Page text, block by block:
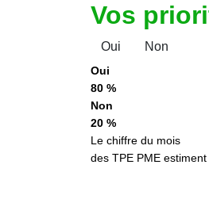
Vos
Oui Non
Oui
80 %
Non
20 %
Le chiffre du mois
des TPE PME